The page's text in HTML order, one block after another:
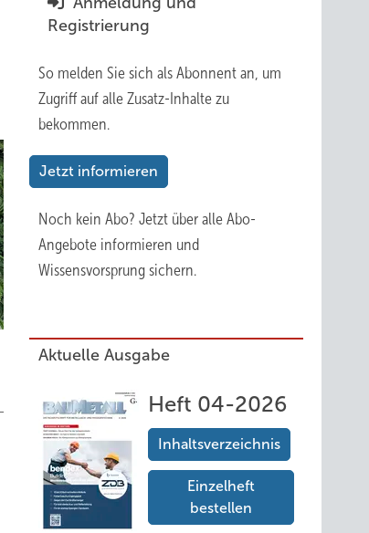
Registrierung
So melden Sie sich als Abonnent an, um
Zugriff auf alle Zusatz-Inhalte zu
bekommen.
Jetzt informieren
Noch kein Abo? Jetzt über alle Abo-
Angebote informieren und
Wissensvorsprung sichern.
Aktuelle Ausgabe
Heft 04-2026
Inhaltsverzeichnis
Einzelheft
bestellen